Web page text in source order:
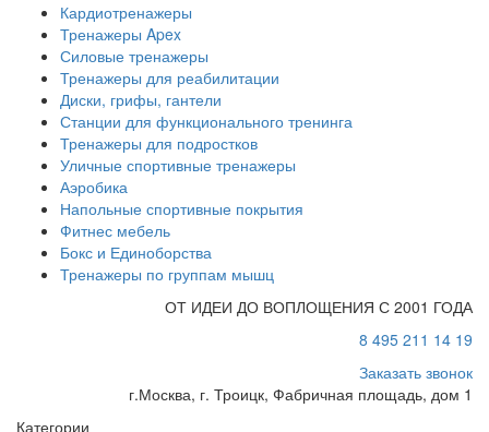
Кардиотренажеры
Тренажеры Apex
Силовые тренажеры
Тренажеры для реабилитации
Диски, грифы, гантели
Станции для функционального тренинга
Тренажеры для подростков
Уличные спортивные тренажеры
Аэробика
Напольные спортивные покрытия
Фитнес мебель
Бокс и Единоборства
Тренажеры по группам мышц
ОТ ИДЕИ ДО ВОПЛОЩЕНИЯ С 2001 ГОДА
8 495 211 14 19
Заказать звонок
г.Москва, г. Троицк, Фабричная площадь, дом 1
Категории